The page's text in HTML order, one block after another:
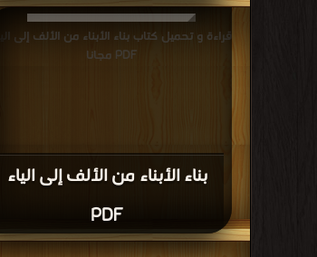
بناء الأبناء من الألف إلى الياء
PDF
قراءة و تحميل كتاب بناء الأبناء من الألف إلى الياء
PDF مجانا